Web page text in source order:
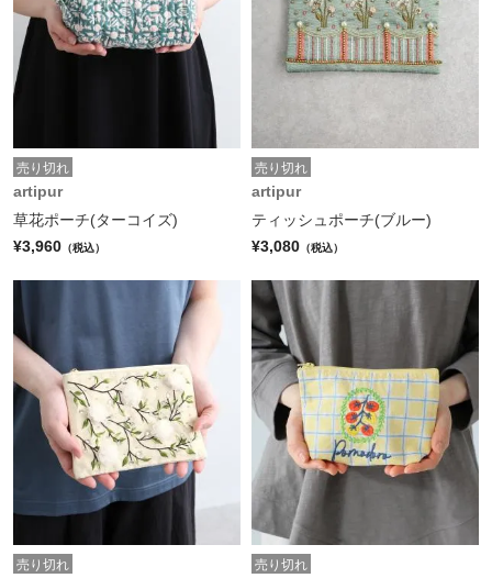
売り切れ
artipur
草花ポーチ(ターコイズ)
¥3,960 （税込）
売り切れ
artipur
ティッシュポーチ(ブルー)
¥3,080 （税込）
売り切れ 売り切れ